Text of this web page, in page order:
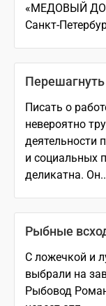
«МЕДОВЫЙ
Санкт-
Писать о
невероятно
деятельности
и социальных
деликатна.
Рыбные
С ложечкой и
выбрали на
Рыбовод